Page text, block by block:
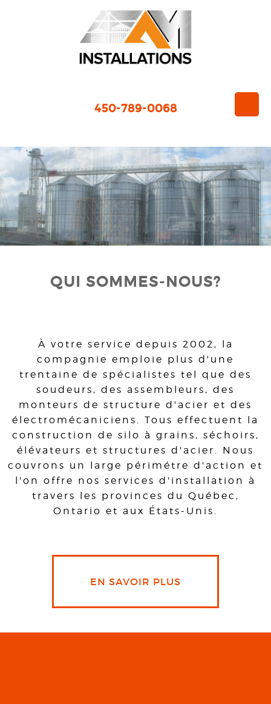
450-789-0068
QUI SOMMES-NOUS?
À votre service depuis 2002, la
compagnie emploie plus d'une
trentaine de spécialistes tel que des
soudeurs, des assembleurs, des
monteurs de structure d'acier et des
électromécaniciens. Tous effectuent la
construction de silo à grains, séchoirs,
élévateurs et structures d'acier. Nous
couvrons un large périmétre d'action et
l'on offre nos services d'installation à
travers les provinces du Québec,
Ontario et aux États-Unis.
EN SAVOIR PLUS